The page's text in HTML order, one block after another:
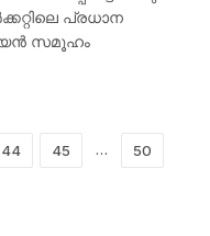
പ്രധാന
സമൂഹം
44 45 … 50